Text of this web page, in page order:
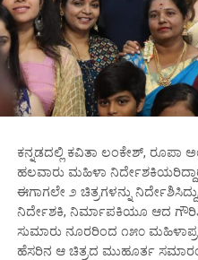
ಕನ್ನಡದಲ್ಲಿ ಕವಿತಾ ಲಂಕೇಶ್, ರೂಪಾ
ಹಲವಾರು ಮಹಿಳಾ
ಈಗಾಗಲೇ ೨ ಚಿತ್ರಗಳನ್ನು
ನಿರ್ದೇಶಕಿ, ನಿರ್ಮಾಪಕಿಯೂ ಆದ
ಸುಮಾರು ನೂರರಿಂದ ೧೫೦
ಹೆಸರಿನ ಆ ಚಿತ್ರದ ಮುಹೂರ್ತ